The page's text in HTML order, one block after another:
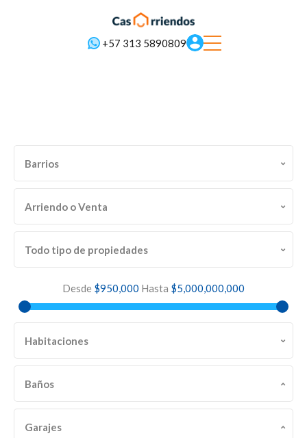
+57 313 5890809
Barrios
Arriendo o Venta
Todo tipo de propiedades
Desde $950,000 Hasta $5,000,000,000
Habitaciones
Baños
Garajes